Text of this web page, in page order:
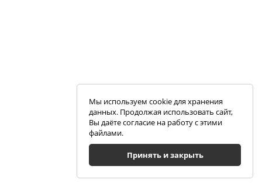
Мы используем cookie для хранения
данных. Продолжая использовать сайт,
Вы даёте согласие на работу с этими
файлами.
Принять и закрыть